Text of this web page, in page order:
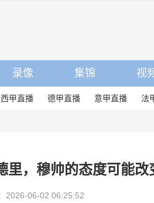
录像 集锦 视
西甲直播 德甲直播 意甲直播 法
里，穆帅的态度可能改
2026-06-02 06:25:52